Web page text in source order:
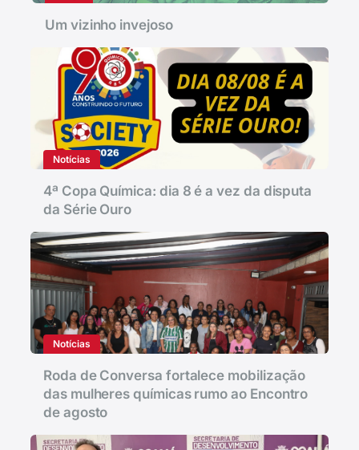
Um vizinho invejoso
Notícias
4ª Copa Química: dia 8 é a vez da disputa
da Série Ouro
Notícias
Roda de Conversa fortalece mobilização
das mulheres químicas rumo ao Encontro
de agosto